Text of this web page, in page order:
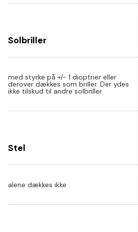
Solbriller
med styrke på +/- 1 dioptrier eller
derover dækkes som briller. Der ydes
ikke tilskud til andre solbriller.
Stel
alene dækkes ikke